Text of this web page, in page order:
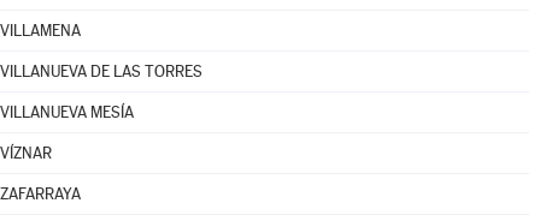
VILLAMENA
VILLANUEVA DE LAS TORRES
VILLANUEVA MESÍA
VÍZNAR
ZAFARRAYA